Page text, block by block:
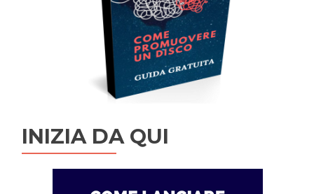
INIZIA DA QUI